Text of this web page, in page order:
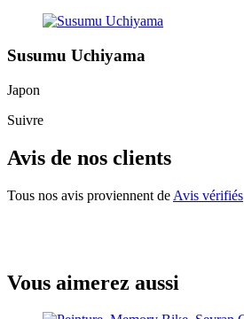
Susumu Uchiyama
Japon
Suivre
Avis de nos clients
Tous nos avis proviennent de Avis vérifiés
Vous aimerez aussi